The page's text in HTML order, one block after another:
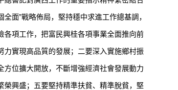
面”戰略佈局，堅持穩中求進工作總基調，
項工作，把富民興桂各項事業全面推向前
實現高品質的發展；二要深入實施鄉村振
位擴大開放，不斷增強經濟社會發展動力
興盛；五要堅持精準扶貧、精準脫貧，堅